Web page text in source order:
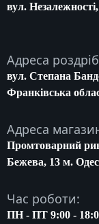
вул.
Адреса
вул. Степана
Франківська
Адреса
Промтоварний
Бежева, 13 м.
Час роботи:
ПН - ПТ 9:00 -